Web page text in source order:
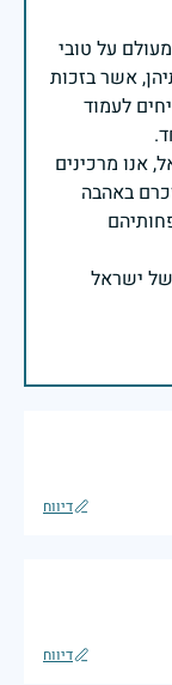
על טובי
אשר בזכות
לעמוד
אנו מרכינים
באהבה
ישראל
דיווח
דיווח